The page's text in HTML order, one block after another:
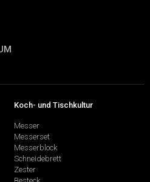
Koch- und Tischkultur
Messer
Messerset
Messerblock
Schneidebrett
Zester